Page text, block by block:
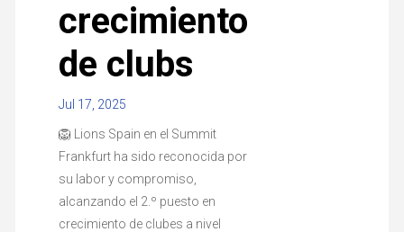
crecimiento
de clubs
Jul 17, 2025
🦁 Lions Spain en el Summit
Frankfurt ha sido reconocida por
su labor y compromiso,
alcanzando el 2.º puesto en
crecimiento de clubes a nivel